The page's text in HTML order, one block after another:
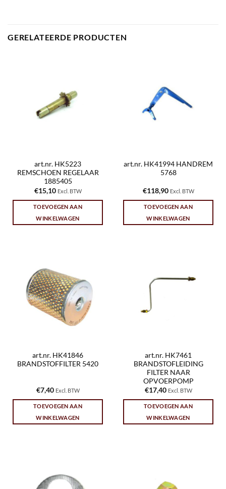
GERELATEERDE PRODUCTEN
art.nr. HK5223
REMSCHOEN REGELAAR
1885405
€15,10 Excl. BTW
TOEVOEGEN AAN
WINKELWAGEN
art.nr. HK41994 HANDREM
5768
€118,90 Excl. BTW
TOEVOEGEN AAN
WINKELWAGEN
art.nr. HK41846
BRANDSTOFFILTER 5420
€7,40 Excl. BTW
TOEVOEGEN AAN
WINKELWAGEN
art.nr. HK7461
BRANDSTOFLEIDING
FILTER NAAR
OPVOERPOMP
€17,40 Excl. BTW
TOEVOEGEN AAN
WINKELWAGEN